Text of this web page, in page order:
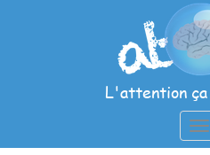
L'attention